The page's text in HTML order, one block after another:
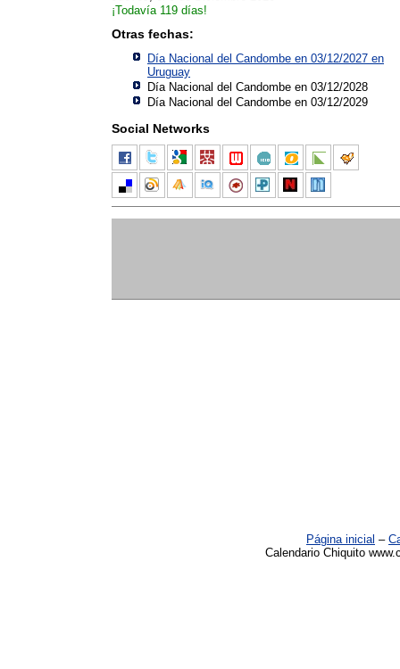
¡Todavía 119 días!
Otras fechas:
Día Nacional del Candombe en 03/12/2027 en
Uruguay
Día Nacional del Candombe en 03/12/2028
Día Nacional del Candombe en 03/12/2029
Social Networks
Página inicial –
Calendario Chiquito